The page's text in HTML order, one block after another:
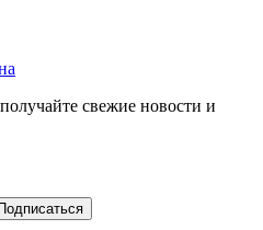
свежие новости и